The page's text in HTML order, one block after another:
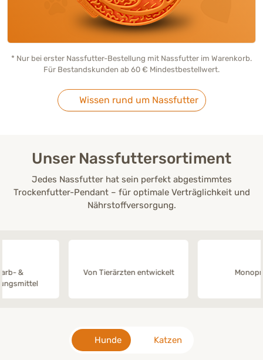
* Nur bei erster Nassfutter-Bestellung mit Nassfutter im Warenkorb.
Für Bestandskunden ab 60 € Mindestbestellwert.
Wissen rund um Nassfutter
Unser Nassfuttersortiment
Jedes Nassfutter hat sein perfekt abgestimmtes
Trockenfutter-Pendant – für optimale Verträglichkeit und
Nährstoffversorgung.
Von Tierärzten entwickelt Monoprotein
Hunde Katzen